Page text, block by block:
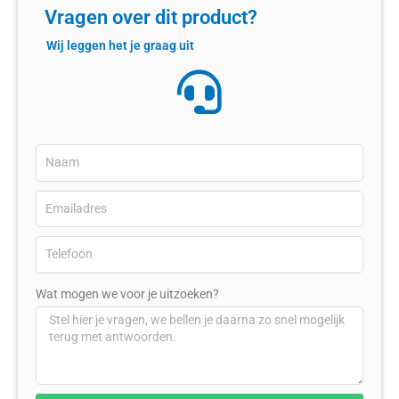
Vragen over dit product?
Wij leggen het je graag uit
Wat mogen we voor je uitzoeken?